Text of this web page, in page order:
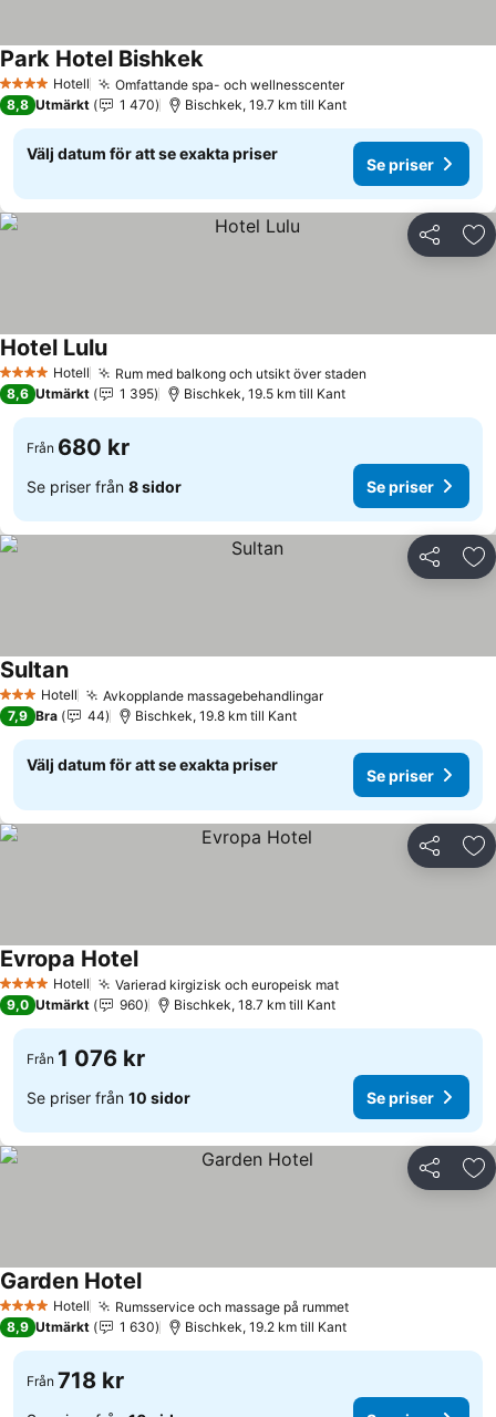
4 StjärnorHotell Omfattande spa- och wellnesscenterSe priser
Park Hotel BishkekSe priser
8,8 Utmärkt 1 470 Bischkek, 19.7 km till Kant
Välj datum för att se exakta priser
Se priser
Dela
4 StjärnorHotell Rum med balkong och utsikt över staden
Hotel LuluSe priser
8,6 Utmärkt 1 395 Bischkek, 19.5 km till Kant
Från 680 kr
Se priser från 8 sidor Se priser
Dela
3 StjärnorHotell Avkopplande massagebehandlingarSe priser
SultanSe priser
7,9 Bra 44 Bischkek, 19.8 km till Kant
Välj datum för att se exakta priser
Se priser
Dela
4 StjärnorHotell Varierad kirgizisk och europeisk matSe priser
Evropa HotelSe priser
9,0 Utmärkt 960 Bischkek, 18.7 km till Kant
Från 1 076 kr
Se priser från 10 sidor Se priser
Dela
4 StjärnorHotell Rumsservice och massage på rummetSe priser
Garden HotelSe priser
8,9 Utmärkt 1 630 Bischkek, 19.2 km till Kant
Från 718 kr